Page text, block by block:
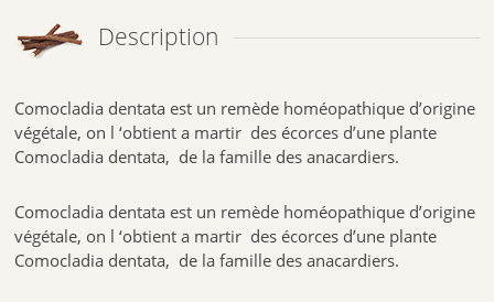
Description
Comocladia dentata est un remède homéopathique d’origine
végétale, on l ‘obtient a martir des écorces d’une plante
Comocladia dentata, de la famille des anacardiers.
Comocladia dentata est un remède homéopathique d’origine
végétale, on l ‘obtient a martir des écorces d’une plante
Comocladia dentata, de la famille des anacardiers.